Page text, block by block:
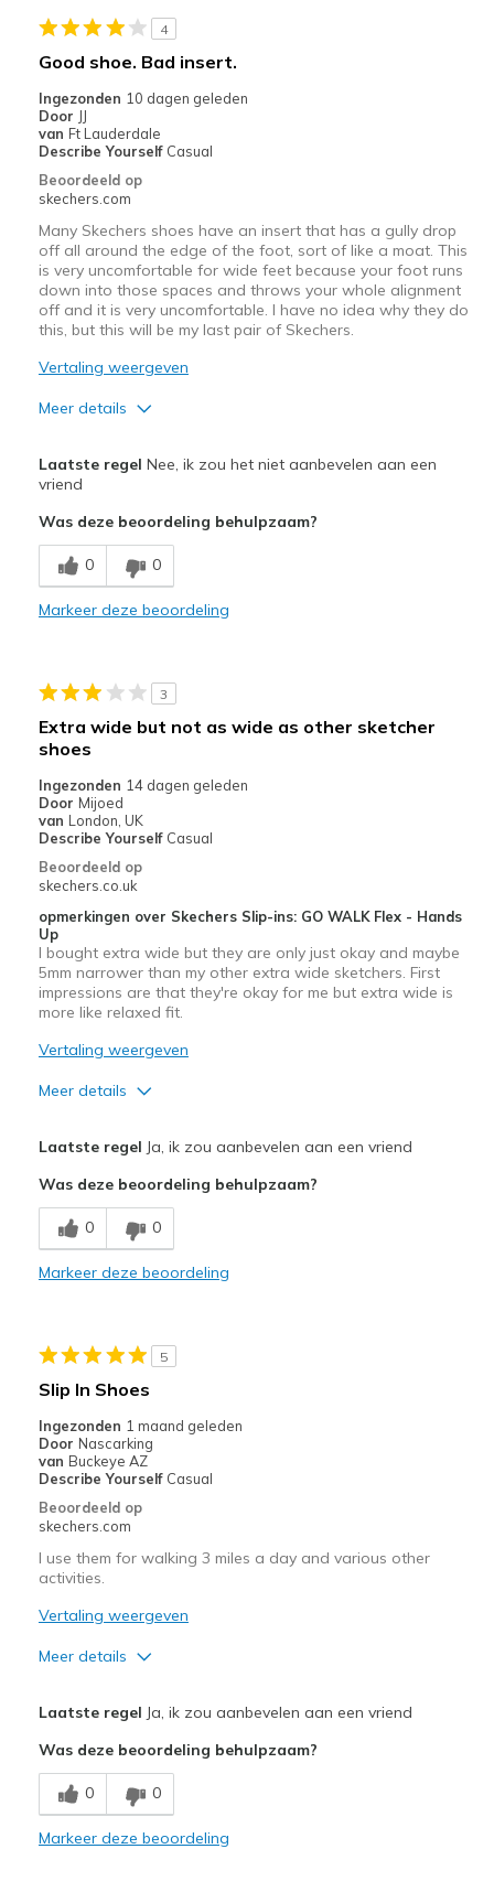
Beste toepassingen
Width
Sizing
Feels true to size
View On Shoes
4
Good shoe. Bad insert.
Ingezonden 10 dagen geleden
Door JJ
van Ft Lauderdale
Describe Yourself Casual
Beoordeeld op
skechers.com
Many Skechers shoes have an insert that has a gully drop
off all around the edge of the foot, sort of like a moat. This
is very uncomfortable for wide feet because your foot runs
down into those spaces and throws your whole alignment
off and it is very uncomfortable. I have no idea why they do
this, but this will be my last pair of Skechers.
Vertaling weergeven
Meer details
Wear Out Quickly
Beste toepassingen
Casual Wear
Width
Feels true to width
Laatste regel Nee, ik zou het niet aanbevelen aan een
vriend
Was deze beoordeling behulpzaam?
0 0
Markeer deze beoordeling
3
Extra wide but not as wide as other sketcher
shoes
Ingezonden 14 dagen geleden
Door Mijoed
van London, UK
Describe Yourself Casual
Beoordeeld op
skechers.co.uk
opmerkingen over Skechers Slip-ins: GO WALK Flex - Hands
Up
I bought extra wide but they are only just okay and maybe
5mm narrower than my other extra wide sketchers. First
impressions are that they're okay for me but extra wide is
more like relaxed fit.
Vertaling weergeven
Meer details
Breathe Well
Stylish
Sizing
View On Shoes
Shoes are for Wearing
Laatste regel Ja, ik zou aanbevelen aan een vriend
Was deze beoordeling behulpzaam?
0 0
Markeer deze beoordeling
5
Slip In Shoes
Ingezonden 1 maand geleden
Door Nascarking
van Buckeye AZ
Describe Yourself Casual
Beoordeeld op
skechers.com
I use them for walking 3 miles a day and various other
activities.
Vertaling weergeven
Meer details
Breathe Well
Comfortable
Laatste regel Ja, ik zou aanbevelen aan een vriend
Was deze beoordeling behulpzaam?
0 0
Markeer deze beoordeling